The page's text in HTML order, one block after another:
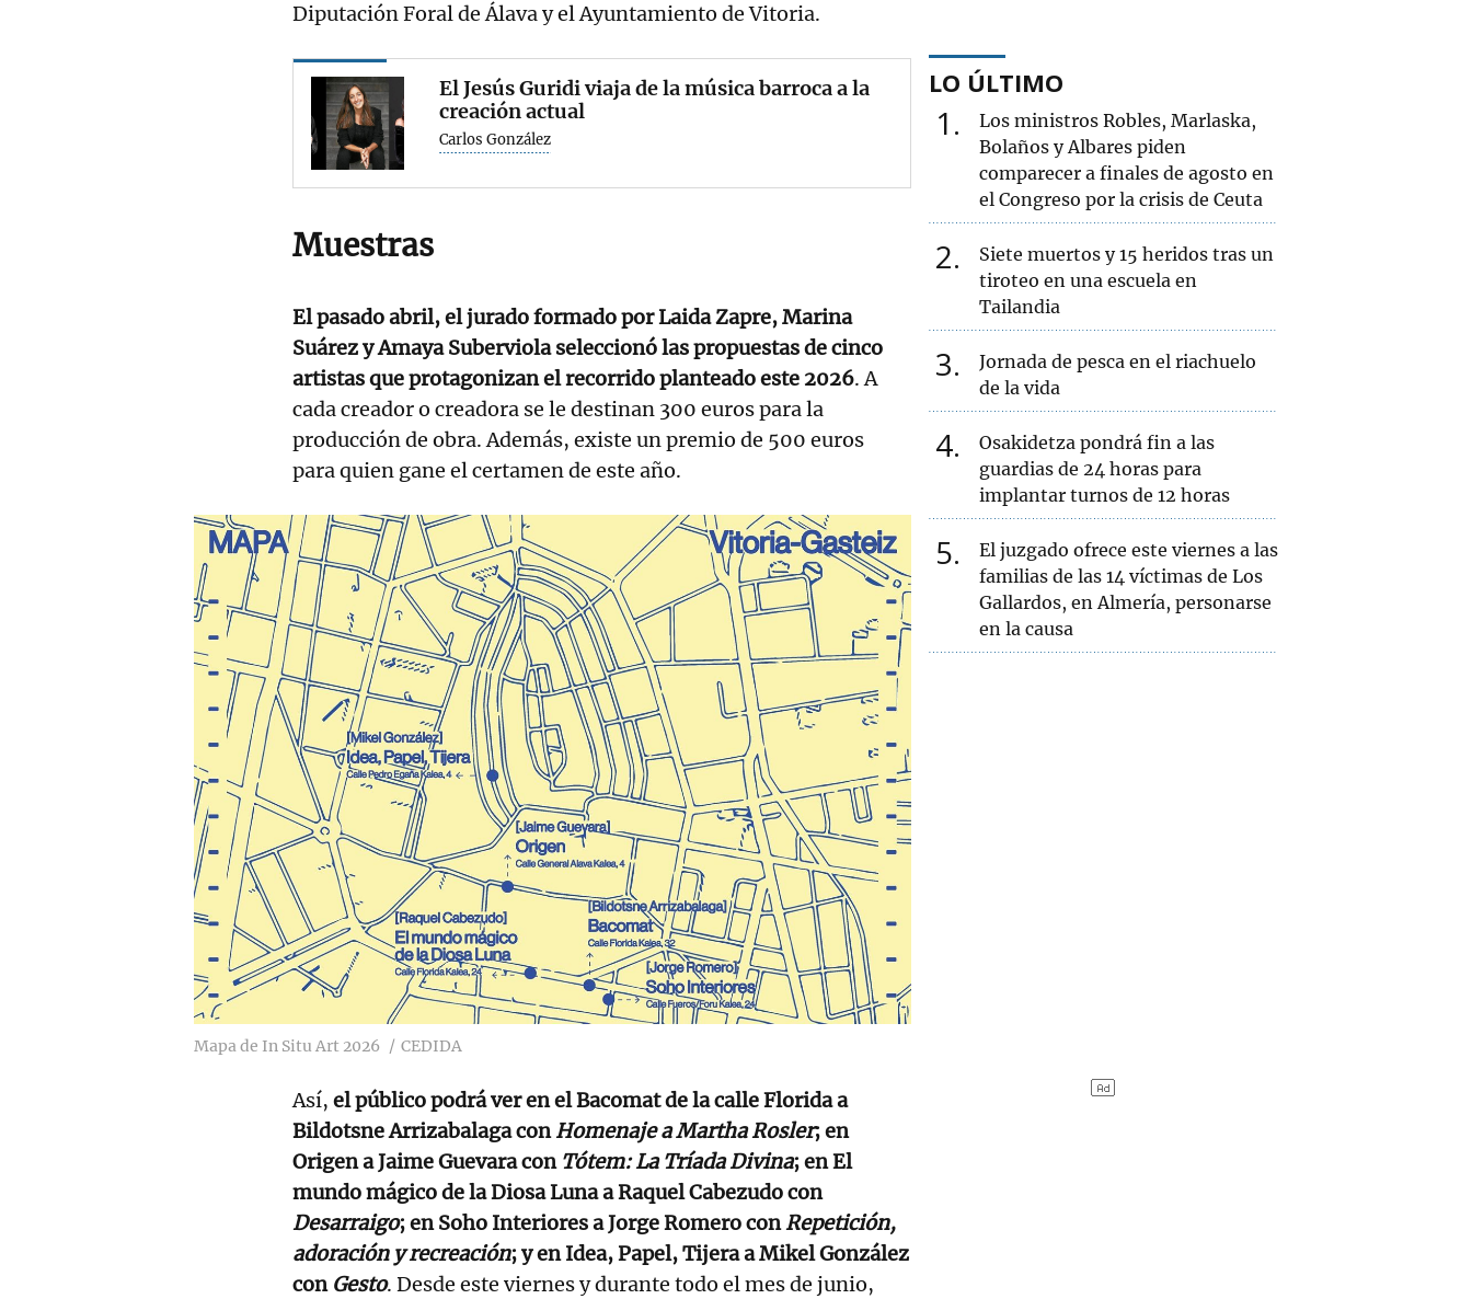
Diputación Foral de Álava y el Ayuntamiento de Vitoria.
El Jesús Guridi viaja de la música barroca a la
creación actual
Carlos González
Muestras
El pasado abril, el jurado formado por Laida Zapre, Marina
Suárez y Amaya Suberviola seleccionó las propuestas de cinco
artistas que protagonizan el recorrido planteado este 2026. A
cada creador o creadora se le destinan 300 euros para la
producción de obra. Además, existe un premio de 500 euros
para quien gane el certamen de este año.
Mapa de In Situ Art 2026 CEDIDA
Así, el público podrá ver en el Bacomat de la calle Florida a
Bildotsne Arrizabalaga conHomenaje a Martha Rosler; en
Origen a Jaime Guevara con Tótem: La Tríada Divina; en El
mundo mágico de la Diosa Luna a Raquel Cabezudo con
Desarraigo; en Soho Interiores a Jorge Romero conRepetición,
adoración y recreación; y en Idea, Papel, Tijera a Mikel González
con Gesto. Desde este viernes y durante todo el mes de junio,
LO ÚLTIMO
1
Los ministros Robles, Marlaska,
Bolaños y Albares piden
comparecer a finales de agosto en
el Congreso por la crisis de Ceuta
2
Siete muertos y 15 heridos tras un
tiroteo en una escuela en
Tailandia
3
Jornada de pesca en el riachuelo
de la vida
4
Osakidetza pondrá fin a las
guardias de 24 horas para
implantar turnos de 12 horas
5
El juzgado ofrece este viernes a las
familias de las 14 víctimas de Los
Gallardos, en Almería, personarse
en la causa